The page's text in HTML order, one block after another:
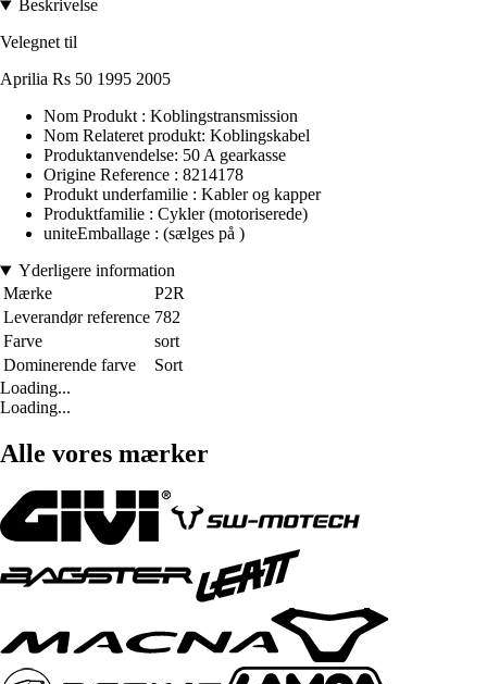
Beskrivelse
Velegnet til
Aprilia Rs 50 1995 2005
Nom Produkt : Koblingstransmission
Nom Relateret produkt: Koblingskabel
Produktanvendelse: 50 A gearkasse
Origine Reference : 8214178
Produkt underfamilie : Kabler og kapper
Produktfamilie : Cykler (motoriserede)
uniteEmballage : (sælges på )
Yderligere information
Mærke
P2R
Leverandør reference 782
Farve
sort
Dominerende farve
Sort
Loading...
Loading...
Alle vores mærker